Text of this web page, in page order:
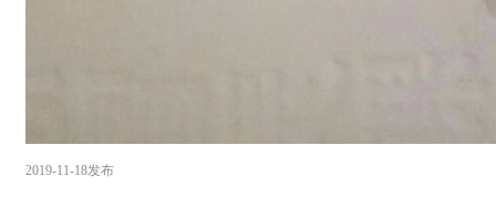
2019-11-18发布